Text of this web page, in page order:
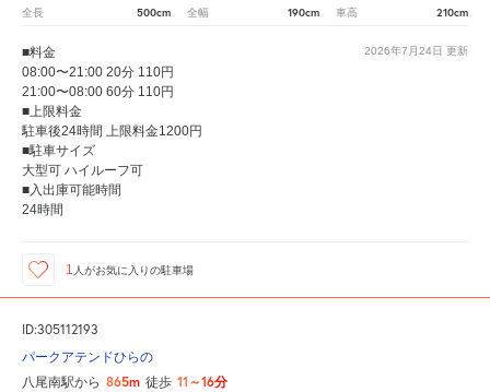
全長 500cm 全幅 190cm 車高 210cm
2026年7月24日 更新
■料金
08:00〜21:00 20分 110円
21:00〜08:00 60分 110円
■上限料金
駐車後24時間 上限料金1200円
■駐車サイズ
大型可 ハイルーフ可
■入出庫可能時間
24時間
1 人がお気に入りの駐車場
ID:305112193
パークアテンドひらの
八尾南駅から 865m 徒歩 11～16分